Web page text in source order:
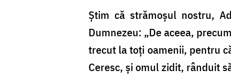
Știm că strămoșul nostru,
Dumnezeu: „De aceea,
trecut la toți oamenii, pentru
Ceresc, și omul zidit, rânduit